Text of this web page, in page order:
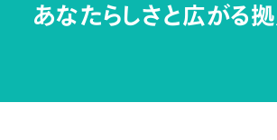
あなたらしさと広がる拠